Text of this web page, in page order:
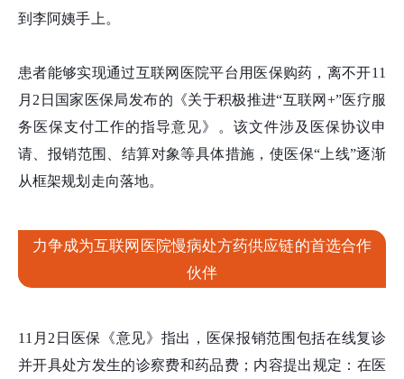
到李阿姨手上。
患者能够实现通过互联网医院平台用医保购药，离不开11
月2日国家医保局发布的《关于积极推进“互联网+”医疗服
务医保支付工作的指导意见》。该文件涉及医保协议申
请、报销范围、结算对象等具体措施，使医保“上线”逐渐
从框架规划走向落地。
力争成为互联网医院慢病处方药供应链的首选合作
伙伴
11月2日医保《意见》指出，医保报销范围包括在线复诊
并开具处方发生的诊察费和药品费；内容提出规定：在医